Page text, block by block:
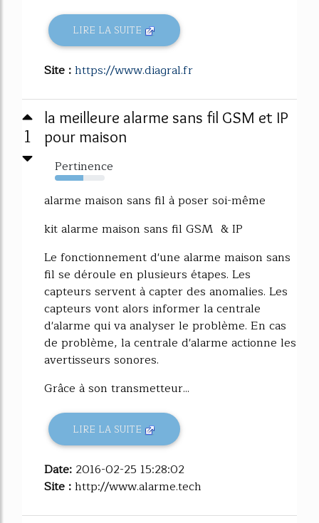
LIRE LA SUITE
Site :https://www.diagral.fr
1
la meilleure alarme sans fil GSM et IP
pour maison
Pertinence
57%
alarme maison sans fil à poser soi-même
kit alarme maison sans fil GSM & IP
Le fonctionnement d'une alarme maison sans
fil se déroule en plusieurs étapes. Les
capteurs servent à capter des anomalies. Les
capteurs vont alors informer la centrale
d'alarme qui va analyser le problème. En cas
de problème, la centrale d'alarme actionne les
avertisseurs sonores.
Grâce à son transmetteur...
LIRE LA SUITE
Date: 2016-02-25 15:28:02
Site :http://www.alarme.tech